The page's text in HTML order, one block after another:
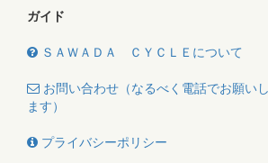
ガイド
ＳＡＷＡＤＡ ＣＹＣＬＥについて
お問い合わせ（なるべく電話でお願いし
ます）
プライバシーポリシー